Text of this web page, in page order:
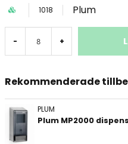
1018 Plum
- +
Rekommenderade
PLUM
Plum MP2000